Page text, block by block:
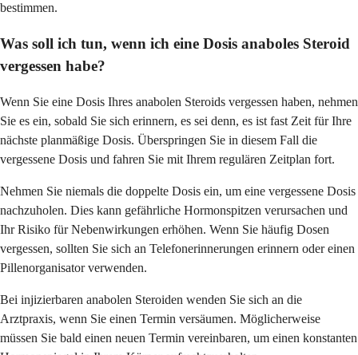
bestimmen.
Was soll ich tun, wenn ich eine Dosis anaboles Steroid
vergessen habe?
Wenn Sie eine Dosis Ihres anabolen Steroids vergessen haben, nehmen
Sie es ein, sobald Sie sich erinnern, es sei denn, es ist fast Zeit für Ihre
nächste planmäßige Dosis. Überspringen Sie in diesem Fall die
vergessene Dosis und fahren Sie mit Ihrem regulären Zeitplan fort.
Nehmen Sie niemals die doppelte Dosis ein, um eine vergessene Dosis
nachzuholen. Dies kann gefährliche Hormonspitzen verursachen und
Ihr Risiko für Nebenwirkungen erhöhen. Wenn Sie häufig Dosen
vergessen, sollten Sie sich an Telefonerinnerungen erinnern oder einen
Pillenorganisator verwenden.
Bei injizierbaren anabolen Steroiden wenden Sie sich an die
Arztpraxis, wenn Sie einen Termin versäumen. Möglicherweise
müssen Sie bald einen neuen Termin vereinbaren, um einen konstanten